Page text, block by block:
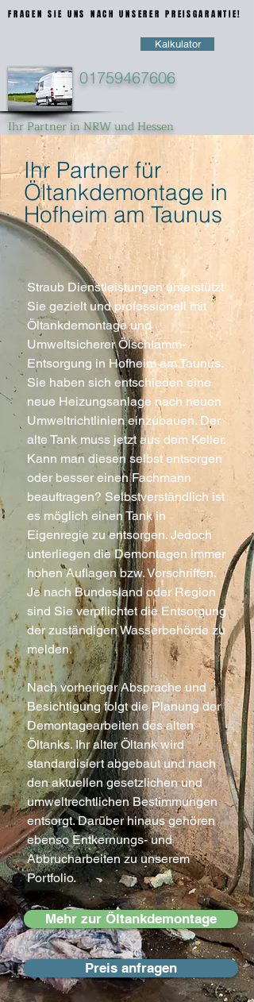
Kalkulator
01759467606
FRAGEN SIE UNS NACH UNSERER PREISGARANTIE!
FRAGEN SIE UNS NACH UNSERER PREISGARANTIE!
Ihr Partner in NRW und Hessen
Ihr Partner für
Öltankdemontage in
Hofheim am Taunus
Straub Dienstleistungen unterstützt
Sie gezielt und professionell mit
Öltankdemontage und
Umweltsicherer Ölschlamm-
Entsorgung in Hofheim am Taunus.
Sie haben sich entschieden eine
neue Heizungsanlage nach neuen
Umweltrichtlinien einzubauen. Der
alte Tank muss jetzt aus dem Keller.
Kann man diesen selbst entsorgen
oder besser einen Fachmann
beauftragen? Selbstverständlich ist
es möglich einen Tank in
Eigenregie zu entsorgen. Jedoch
unterliegen die Demontagen immer
hohen Auflagen bzw. Vorschriften.
Je nach Bundesland oder Region
sind Sie verpflichtet die Entsorgung
der zuständigen Wasserbehörde zu
melden.
Nach vorheriger Absprache und
Besichtigung folgt die Planung der
Demontagearbeiten des alten
Öltanks. Ihr alter Öltank wird
standardisiert abgebaut und nach
den aktuellen gesetzlichen und
umweltrechtlichen Bestimmungen
entsorgt. Darüber hinaus gehören
ebenso Entkernungs- und
Abbrucharbeiten zu unserem
Portfolio.
Mehr zur Öltankdemontage
Preis anfragen